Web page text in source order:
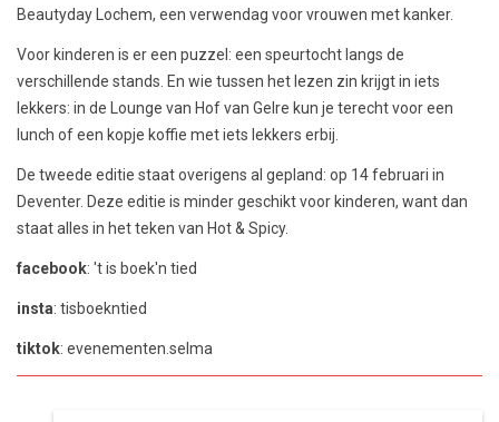
Beautyday Lochem, een verwendag voor vrouwen met kanker.
Voor kinderen is er een puzzel: een speurtocht langs de
verschillende stands. En wie tussen het lezen zin krijgt in iets
lekkers: in de Lounge van Hof van Gelre kun je terecht voor een
lunch of een kopje koffie met iets lekkers erbij.
De tweede editie staat overigens al gepland: op 14 februari in
Deventer. Deze editie is minder geschikt voor kinderen, want dan
staat alles in het teken van Hot & Spicy.
facebook: 't is boek'n tied
insta: tisboekntied
tiktok: evenementen.selma